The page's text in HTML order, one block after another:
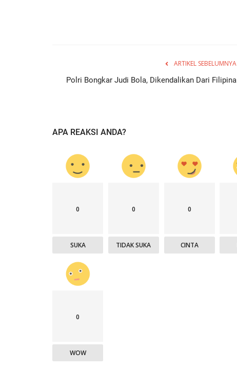
ARTIKEL SEBELUMNYA
Polri Bongkar Judi Bola, Dikendalikan Dari Filipina
APA REAKSI ANDA?
0
SUKA
0
TIDAK SUKA
0
CINTA
0
WOW